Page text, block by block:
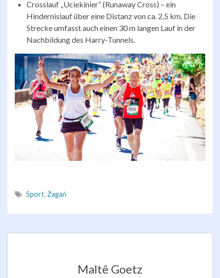
Crosslauf „Uciekinier“ (Runaway Cross) – ein
Hindernislauf über eine Distanz von ca. 2,5 km. Die
Strecke umfasst auch einen 30 m langen Lauf in der
Nachbildung des Harry-Tunnels.
Sport, Żagań
Maltê Goetz